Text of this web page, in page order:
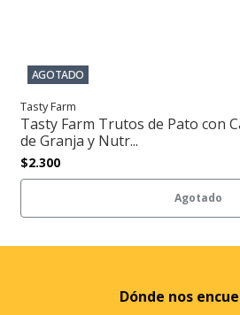
AGOTADO
Tasty Farm
Tasty Farm Trutos de Pato con
de Granja y Nutr...
$2.300
Agotado
Dónde nos